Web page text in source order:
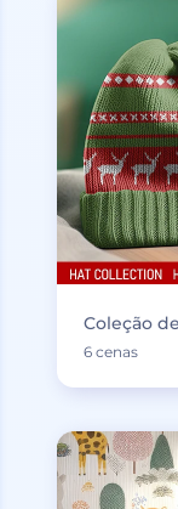
Coleção
6 cenas